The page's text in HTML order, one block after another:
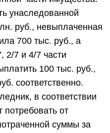
унаследованной
руб., невыплаченная
700 тыс. руб., а
2/7 и 4/7 части
100 тыс. руб.,
соответственно.
в соответствии
от
суммы за